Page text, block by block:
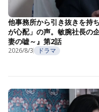
他事務所から引き抜きを持
が心配」の声。敏腕社長の
妻の嘘～』第2話
2026/8/3 ドラマ